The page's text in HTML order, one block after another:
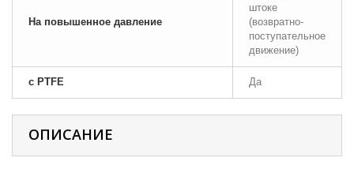
На повышенное давление
штоке
(возвратно-
поступательное
движение)
с PTFE Да
ОПИСАНИЕ